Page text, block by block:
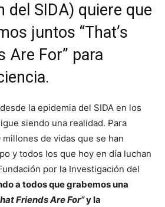
del SIDA) quiere que
juntos “That’s
Are For” para
la epidemia del SIDA en los
siendo una realidad. Para
de vidas que se han
y todos los que hoy en día luchan
por la Investigación del
a todos que grabemos una
Friends Are For”y la